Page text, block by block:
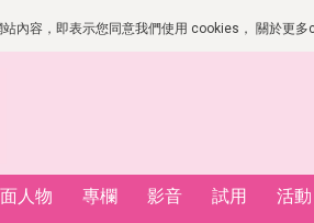
內容，即表示您同意我們使用 cookies， 關於更
人物 專欄 影音 試用 活動